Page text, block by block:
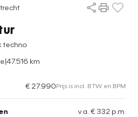
techno
|47.516 km
€ 27.990Prijs is incl. BTW en BPM
v.a. € 332 p.m.